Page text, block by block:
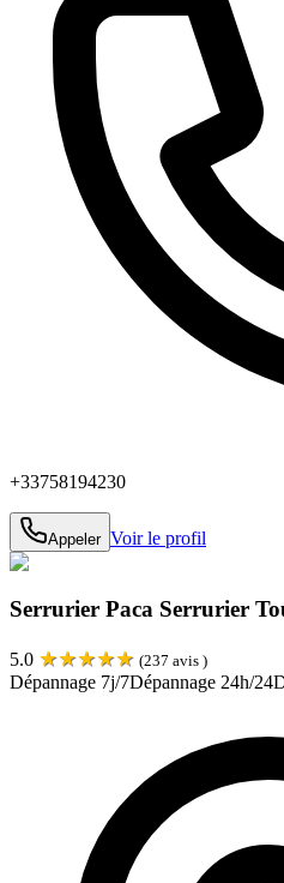
+33758194230
Appeler Voir le profil
Serrurier Paca Serrurier
5.0 ★★★★★ (237 avis )
Dépannage 7j/7Dépannage 24h/24